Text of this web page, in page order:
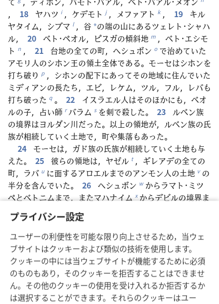
プライバシー設定
ユーザーの利便性を可能な限り向上させるため，当ウェ
ブサイトはクッキーおよび類似の技術を使用します。
クッキーの中には当ウェブサイトが機能するために必須
のものもあり，そのクッキーを拒否することはできませ
ん。その他のクッキーの使用を受け入れるか拒否するか
は選択することができます。それらのクッキーはユー
， 18 ヤハツ i ，ケデモト j ，メファアト k ， 19
キル
ヤタイム，シブマ l ，谷 *の端の山にあるツェレト･シャハ
ル，
20 ベト･ペオル，ピスガの傾斜地 m ，ベト･エシモ
ト n ， 21 台地の全ての町，ヘシュボン o で治めていた
アモリ人のシホン王の領土全体である。モーセはシホンを
打ち破り p ，シホンの配下にあってその地域に住んでいた
ミディアンの長たち，エビ，レケム，ツル，フル，レバも
打ち破った q 。 22
イスラエル人はそのほかにも，ベオ
ルの子，占い師 r バラム s を剣で殺した。 23
ルベン族
の境界はヨルダン川だった。以上の領地が，ルベン族の氏
族が相続していく土地で，町や集落もあった。
24
モーセは，ガド族の氏族が相続していく土地も与
えた。
25 彼らの領地は，ヤゼル t ，ギレアデの全ての
町，ラバ u に面するアロエルまでのアンモン人の土地 v の
半分を含んでいた。
26 ヘシュボン w からラマト･ミツ
ペとベトニムまで，またマハナイム x からデビルの境界ま
で。
27 谷 には，ベト･ハラム，ベト･ニムラ
ト ，ツァフォンがあり，これらはヘシュボン
王の領土の残りで，キネレト湖 *の
下端からヨルダン川
を境界としてその東側である。 28以上が，ガド族の氏
族が相続していく土地で，町や集落もあった。
29モーセは，マナセ族の半分の氏族が相続していく
土地も与えた c 。 30彼らの領地は，マハナイム d から
広がり，バシャン全体，すなわちバシャンのオグ王の領土